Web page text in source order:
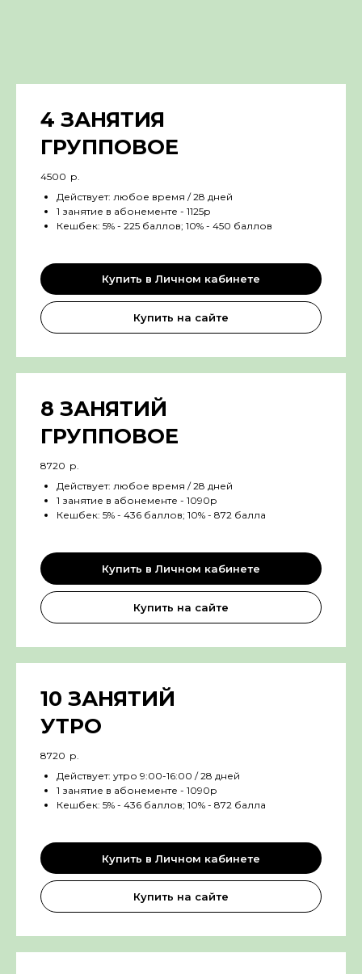
4 ЗАНЯТИЯ
ГРУППОВОЕ
4500 р.
Действует: любое время / 28 дней
1 занятие в абонементе - 1125р
Кешбек: 5% - 225 баллов; 10% - 450 баллов
Купить в Личном кабинете
Купить на сайте
8 ЗАНЯТИЙ
ГРУППОВОЕ
8720 р.
Действует: любое время / 28 дней
1 занятие в абонементе - 1090р
Кешбек: 5% - 436 баллов; 10% - 872 балла
Купить в Личном кабинете
Купить на сайте
10 ЗАНЯТИЙ
УТРО
8720 р.
Действует: утро 9:00-16:00 / 28 дней
1 занятие в абонементе - 1090р
Кешбек: 5% - 436 баллов; 10% - 872 балла
Купить в Личном кабинете
Купить на сайте